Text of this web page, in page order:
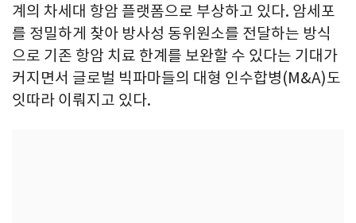
계의 차세대 항암 플랫폼으로 부상하고 있다. 암세포
를 정밀하게 찾아 방사성 동위원소를 전달하는 방식
으로 기존 항암 치료 한계를 보완할 수 있다는 기대가
커지면서 글로벌 빅파마들의 대형 인수합병(M&A)도
잇따라 이뤄지고 있다.